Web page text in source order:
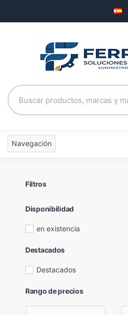
Navegación
Filtros
Disponibilidad
en existencia
Destacados
Destacados
Rango de precios